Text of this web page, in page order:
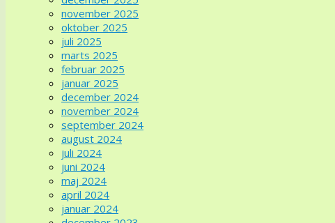
november 2025
oktober 2025
juli 2025
marts 2025
februar 2025
januar 2025
december 2024
november 2024
september 2024
august 2024
juli 2024
juni 2024
maj 2024
april 2024
januar 2024